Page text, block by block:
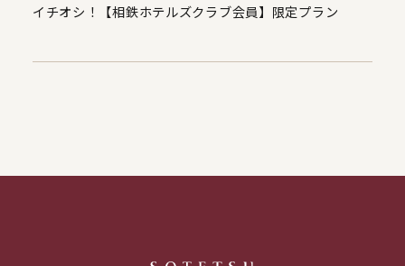
イチオシ！【相鉄ホテルズクラブ会員】限定プラン